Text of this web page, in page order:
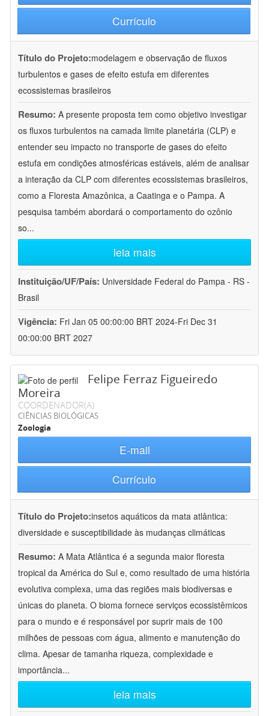
Currículo
Título do Projeto:modelagem e observação de fluxos
turbulentos e gases de efeito estufa em diferentes
ecossistemas brasileiros
Resumo: A presente proposta tem como objetivo investigar
os fluxos turbulentos na camada limite planetária (CLP) e
entender seu impacto no transporte de gases do efeito
estufa em condições atmosféricas estáveis, além de analisar
a interação da CLP com diferentes ecossistemas brasileiros,
como a Floresta Amazônica, a Caatinga e o Pampa. A
pesquisa também abordará o comportamento do ozônio
so...
leia mais
Instituição/UF/País: Universidade Federal do Pampa - RS -
Brasil
Vigência: Fri Jan 05 00:00:00 BRT 2024-Fri Dec 31
00:00:00 BRT 2027
Felipe Ferraz Figueiredo
Moreira
COORDENADOR(A)
CIÊNCIAS BIOLÓGICAS
Zoologia
E-mail
Currículo
Título do Projeto:insetos aquáticos da mata atlântica:
diversidade e susceptibilidade às mudanças climáticas
Resumo: A Mata Atlântica é a segunda maior floresta
tropical da América do Sul e, como resultado de uma história
evolutiva complexa, uma das regiões mais biodiversas e
únicas do planeta. O bioma fornece serviços ecossistêmicos
para o mundo e é responsável por suprir mais de 100
milhões de pessoas com água, alimento e manutenção do
clima. Apesar de tamanha riqueza, complexidade e
importância...
leia mais